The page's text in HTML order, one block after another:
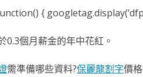
{
0.3個月薪金的年中花紅。
需準備哪些資料?保麗龍割字價